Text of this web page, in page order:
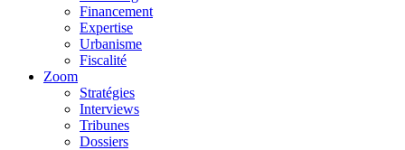
Financement
Expertise
Urbanisme
Fiscalité
Zoom
Stratégies
Interviews
Tribunes
Dossiers